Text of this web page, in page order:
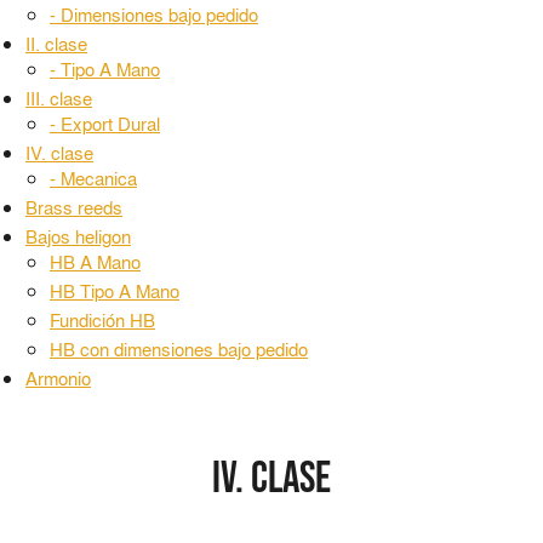
- Dimensiones bajo pedido
II. clase
- Tipo A Mano
III. clase
- Export Dural
IV. clase
- Mecanica
Brass reeds
Bajos heligon
HB A Mano
HB Tipo A Mano
Fundición HB
HB con dimensiones bajo pedido
Armonio
IV. clase